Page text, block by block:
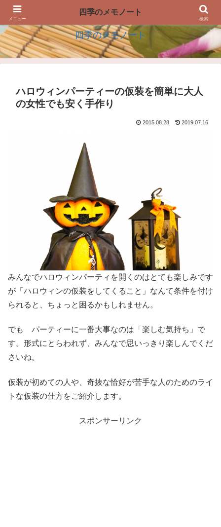
四季の生活を楽しむアイデアのメモノート
四季のメモノート
ハロウィンパーティーの仮装を簡単に大人
の女性でも安く手作り
2015.08.28 2019.07.16
みんなでハロウィンパーティを開くのはとても楽しみです
が「ハロウィンの仮装をしてくること」なんて条件を付け
られると、ちょっと困るかもしれません。
でも パーティーに一番大事なのは「楽しむ気持ち」で
す。形式にとらわれず、みんなで思いっきり楽しんでくだ
さいね。
仮装が初めての人や、奇抜な恰好が苦手な人のためのライ
トな仮装の仕方をご紹介します。
スポンサーリンク
メニュー
四季のメモノート
検索